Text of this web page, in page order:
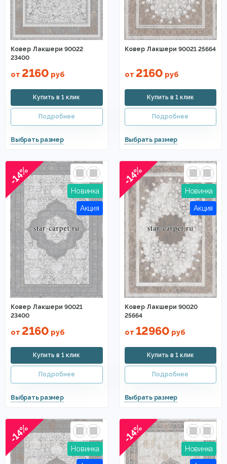
Ковер Лакшери 90022
23400
от 2160 руб
Ковер Лакшери 90021 25664
от 2160 руб
-14%
Ковер Лакшери 90021
23400
от 2160 руб
-14%
Ковер Лакшери 90020
25664
от 12960 руб
-14% -14%